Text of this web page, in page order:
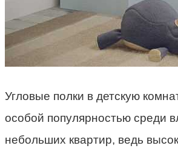
Угловые полки в детскую
особой популярностью среди
небольших квартир, ведь